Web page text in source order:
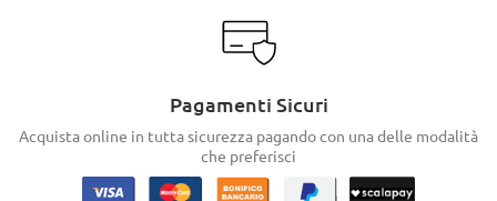
Pagamenti Sicuri
Acquista online in tutta sicurezza pagando con una delle modalità
che preferisci